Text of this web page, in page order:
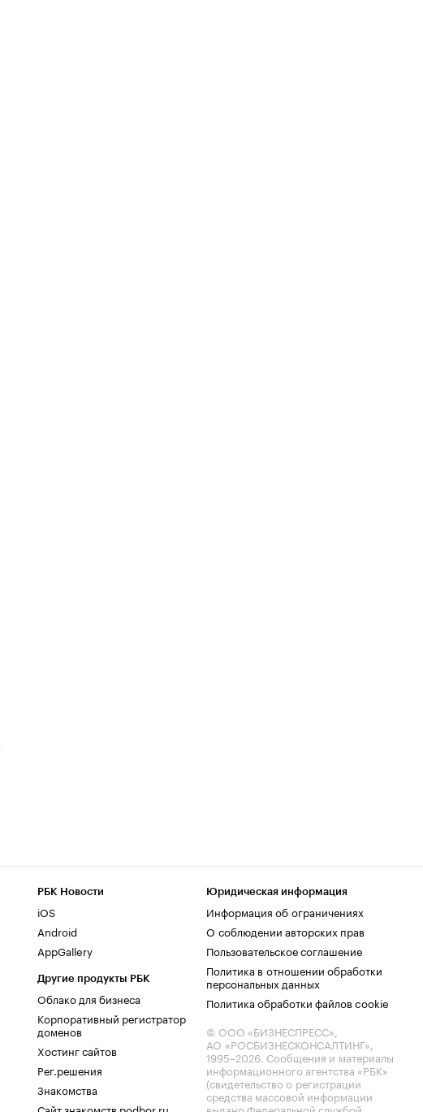
РБК Новости
iOS
Android
AppGallery
Другие продукты РБК
Облако для бизнеса
Корпоративный регистратор
доменов
Хостинг сайтов
Рег.решения
Знакомства
Сайт знакомств podbor.ru
Юридическая информация
Информация об ограничениях
О соблюдении авторских прав
Пользовательское соглашение
Политика в отношении обработки
персональных данных
Политика обработки файлов cookie
© ООО «БИЗНЕСПРЕСС»,
АО «РОСБИЗНЕСКОНСАЛТИНГ»,
1995–2026. Сообщения и материалы
информационного агентства «РБК»
(свидетельство о регистрации
средства массовой информации
выдано Федеральной службой